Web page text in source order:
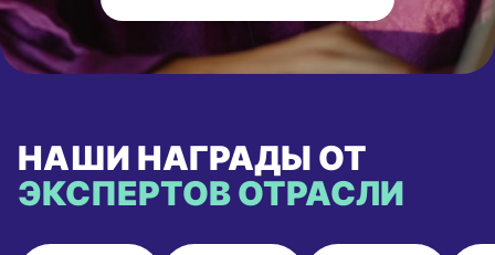
НАШИ НАГРАДЫ ОТ
ЭКСПЕРТОВ ОТРАСЛИ